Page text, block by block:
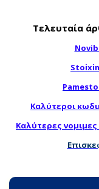
Τελευταία
Καλύτεροι
Καλύτερες